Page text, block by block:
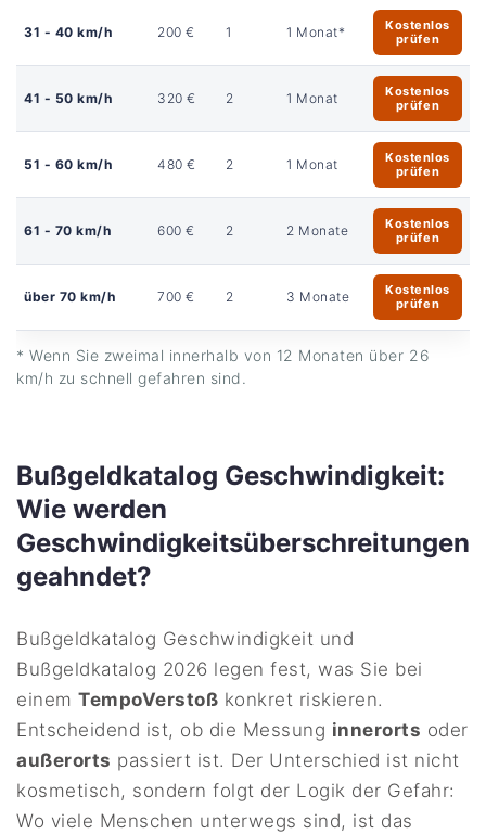
31 - 40 km/h 200 € 1 1 Monat*
Kostenlos
prüfen
41 - 50 km/h 320 € 2 1 Monat
Kostenlos
prüfen
51 - 60 km/h 480 € 2 1 Monat
Kostenlos
prüfen
61 - 70 km/h 600 € 2 2 Monate
Kostenlos
prüfen
über 70 km/h 700 € 2 3 Monate
Kostenlos
prüfen
* Wenn Sie zweimal innerhalb von 12 Monaten über 26
km/h zu schnell gefahren sind.
Bußgeldkatalog Geschwindigkeit:
Wie werden
Geschwindigkeitsüberschreitungen
geahndet?
Bußgeldkatalog Geschwindigkeit und
Bußgeldkatalog 2026 legen fest, was Sie bei
einemTempoVerstoß konkret riskieren.
Entscheidend ist, ob die Messung innerorts oder
außerorts passiert ist. Der Unterschied ist nicht
kosmetisch, sondern folgt der Logik der Gefahr:
Wo viele Menschen unterwegs sind, ist das